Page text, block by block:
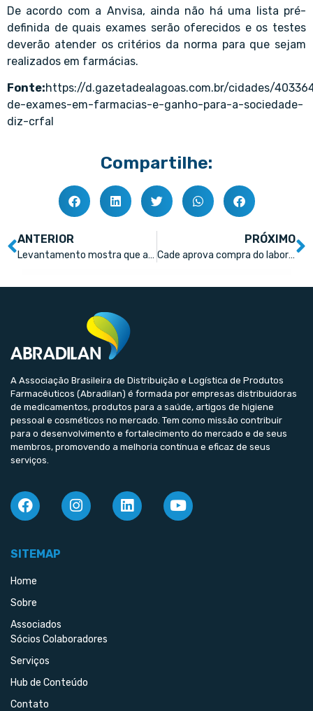
De acordo com a Anvisa, ainda não há uma lista pré-
definida de quais exames serão oferecidos e os testes
deverão atender os critérios da norma para que sejam
realizados em farmácias.
Fonte:https://d.gazetadealagoas.com.br/cidades/
de-exames-em-farmacias-e-ganho-para-a-sociedade-
diz-crfal
Compartilhe:
ANTERIOR
Levantamento mostra que antigripais e analgésicos puxaram queda; anticoncepcionais tiveram a maior alta
PRÓXIMO
Cade aprova compra do laboratório Bergamo pela Blau Farmacêutica
A Associação Brasileira de Distribuição e Logística de Produtos
Farmacêuticos (Abradilan) é formada por empresas distribuidoras
de medicamentos, produtos para a saúde, artigos de higiene
pessoal e cosméticos no mercado. Tem como missão contribuir
para o desenvolvimento e fortalecimento do mercado e de seus
membros, promovendo a melhoria contínua e eficaz de seus
serviços.
SITEMAP
Home
Sobre
Associados
Sócios Colaboradores
Serviços
Hub de Conteúdo
Contato